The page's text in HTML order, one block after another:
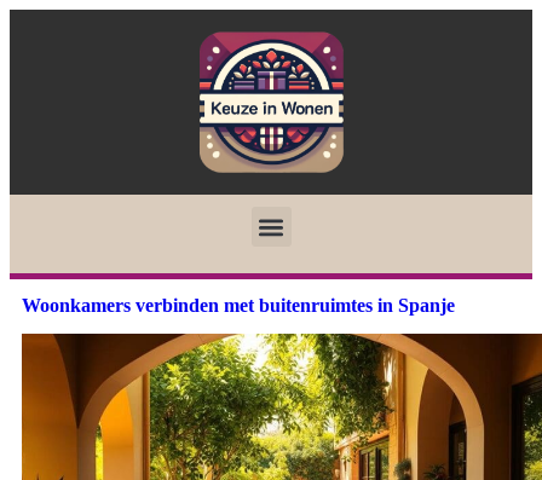
Woonkamers verbinden met buitenruimtes in Spanje